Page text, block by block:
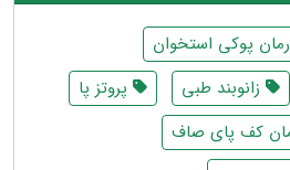
پوکی استخوان
زانوبند طبی
پروتز پا
کف پای صاف